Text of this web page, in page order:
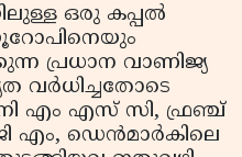
ഒരു കപ്പല്‍
പ്രധാന വാണിജ്യ
വര്‍ധിച്ചതോടെ
എം എസ് സി, ഫ്രഞ്ച്
എം, ഡെന്‍മാര്‍കിലെ